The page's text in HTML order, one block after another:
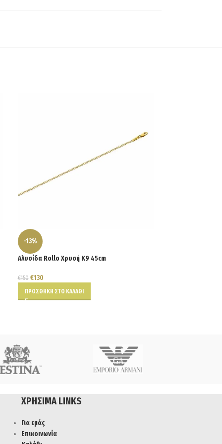
-13%
Αλυσίδα Rollo Χρυσή Κ9 45cm
€150 €130
ΠΡΟΣΘΉΚΗ ΣΤΟ ΚΑΛΆΘΙ
ΧΡΉΣΙΜΑ LINKS
Για εμάς
Επικοινωνία